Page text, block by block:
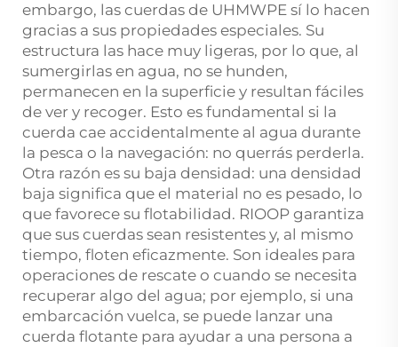
embargo, las cuerdas de UHMWPE sí lo hacen
gracias a sus propiedades especiales. Su
estructura las hace muy ligeras, por lo que, al
sumergirlas en agua, no se hunden,
permanecen en la superficie y resultan fáciles
de ver y recoger. Esto es fundamental si la
cuerda cae accidentalmente al agua durante
la pesca o la navegación: no querrás perderla.
Otra razón es su baja densidad: una densidad
baja significa que el material no es pesado, lo
que favorece su flotabilidad. RIOOP garantiza
que sus cuerdas sean resistentes y, al mismo
tiempo, floten eficazmente. Son ideales para
operaciones de rescate o cuando se necesita
recuperar algo del agua; por ejemplo, si una
embarcación vuelca, se puede lanzar una
cuerda flotante para ayudar a una persona a